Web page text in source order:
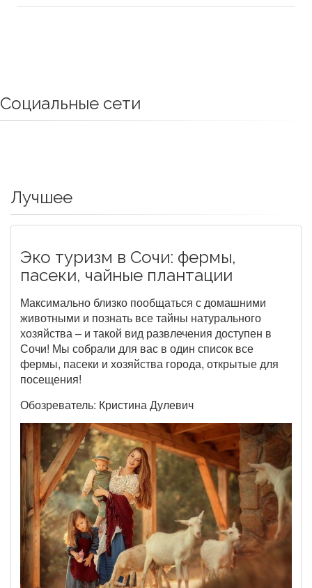
Социальные сети
Лучшее
Эко туризм в Сочи: фермы,
пасеки, чайные плантации
Максимально близко пообщаться с домашними
животными и познать все тайны натурального
хозяйства – и такой вид развлечения доступен в
Сочи! Мы собрали для вас в один список все
фермы, пасеки и хозяйства города, открытые для
посещения!
Обозреватель: Кристина Дулевич